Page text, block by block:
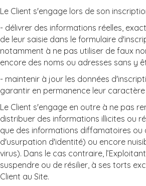
Le Client s'engage lors de son
- délivrer des informations réelles,
de leur saisie dans le formulaire
notamment à ne pas utiliser de faux
encore des noms ou adresses sans y
- maintenir à jour les données
garantir en permanence leur
Le Client s'engage en outre à ne pas
distribuer des informations illicites ou
que des informations diffamatoires ou
d'usurpation d'identité) ou encore
virus). Dans le cas contraire,
suspendre ou de résilier, à ses torts
Client au Site.